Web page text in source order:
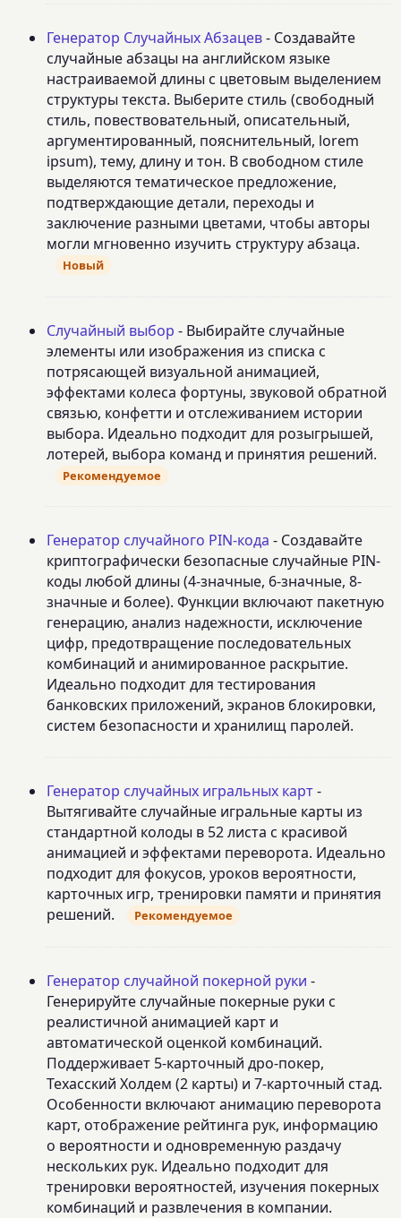
Генератор Случайных Абзацев- Создавайте
случайные абзацы на английском языке
настраиваемой длины с цветовым выделением
структуры текста. Выберите стиль (свободный
стиль, повествовательный, описательный,
аргументированный, пояснительный, lorem
ipsum), тему, длину и тон. В свободном стиле
выделяются тематическое предложение,
подтверждающие детали, переходы и
заключение разными цветами, чтобы авторы
могли мгновенно изучить структуру абзаца.
Новый
Случайный выбор - Выбирайте случайные
элементы или изображения из списка с
потрясающей визуальной анимацией,
эффектами колеса фортуны, звуковой обратной
связью, конфетти и отслеживанием истории
выбора. Идеально подходит для розыгрышей,
лотерей, выбора команд и принятия решений.
Рекомендуемое
Генератор случайного PIN-кода - Создавайте
криптографически безопасные случайные PIN-
коды любой длины (4-значные, 6-значные, 8-
значные и более). Функции включают пакетную
генерацию, анализ надежности, исключение
цифр, предотвращение последовательных
комбинаций и анимированное раскрытие.
Идеально подходит для тестирования
банковских приложений, экранов блокировки,
систем безопасности и хранилищ паролей.
Генератор случайных игральных карт-
Вытягивайте случайные игральные карты из
стандартной колоды в 52 листа с красивой
анимацией и эффектами переворота. Идеально
подходит для фокусов, уроков вероятности,
карточных игр, тренировки памяти и принятия
решений.
Рекомендуемое
Генератор случайной покерной руки -
Генерируйте случайные покерные руки с
реалистичной анимацией карт и
автоматической оценкой комбинаций.
Поддерживает 5-карточный дро-покер,
Техасский Холдем (2 карты) и 7-карточный стад.
Особенности включают анимацию переворота
карт, отображение рейтинга рук, информацию
о вероятности и одновременную раздачу
нескольких рук. Идеально подходит для
тренировки вероятностей, изучения покерных
комбинаций и развлечения в компании.